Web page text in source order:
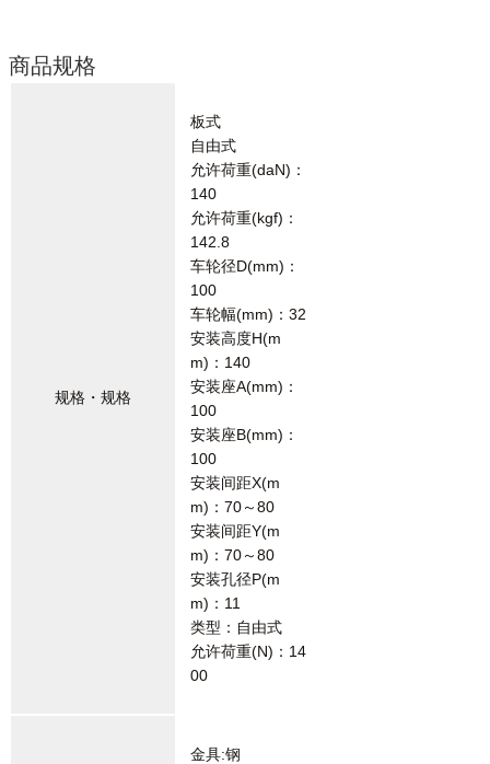
商品规格
规格・规格
板式
自由式
允许荷重(daN)：
140
允许荷重(kgf)：
142.8
车轮径D(mm)：
100
车轮幅(mm)：32
安装高度H(m
m)：140
安装座A(mm)：
100
安装座B(mm)：
100
安装间距X(m
m)：70～80
安装间距Y(m
m)：70～80
安装孔径P(m
m)：11
类型：自由式
允许荷重(N)：14
00
金具:钢